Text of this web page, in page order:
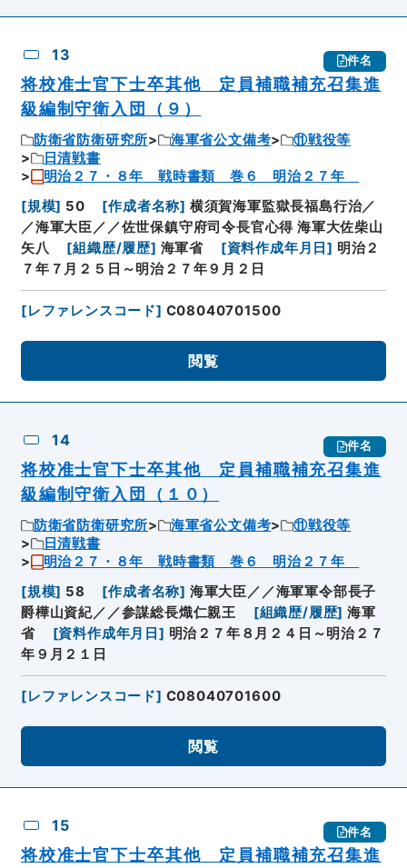
13 件名
将校准士官下士卒其他 定員補職補充召集進
級編制守衛入団（９）
防衛省防衛研究所 海軍省公文備考
⑪戦役等
日清戦書
明治２７・８年 戦時書類 巻６ 明治２７年
[規模] 50 [作成者名称] 横須賀海軍監獄長福島行治／
／海軍大臣／／佐世保鎮守府司令長官心得 海軍大佐柴山
矢八
[組織歴/履歴] 海軍省 [資料作成年月日] 明治２
７年７月２５日～明治２７年９月２日
[レファレンスコード] C08040701500
閲覧
14 件名
将校准士官下士卒其他 定員補職補充召集進
級編制守衛入団（１０）
防衛省防衛研究所 海軍省公文備考
⑪戦役等
日清戦書
明治２７・８年 戦時書類 巻６ 明治２７年
[規模] 58 [作成者名称] 海軍大臣／／海軍軍令部長子
爵樺山資紀／／参謀総長熾仁親王
[組織歴/履歴] 海軍
省
[資料作成年月日 ] 明治２７年８月２４日～明治２７
年９月２１日
[レファレンスコード] C08040701600
閲覧
15 件名
将校准士官下士卒其他 定員補職補充召集進